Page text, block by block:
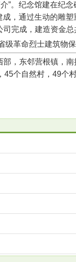
”。纪念馆建在纪
，通过生动的雕
完成，建造资金
命烈士建筑物保
东邻营根镇，南
45个自然村，